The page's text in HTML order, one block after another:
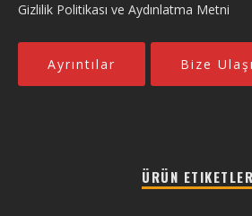
Gizlilik Politikası ve Aydınlatma Metni
Ayrıntılar Bize
ÜRÜN